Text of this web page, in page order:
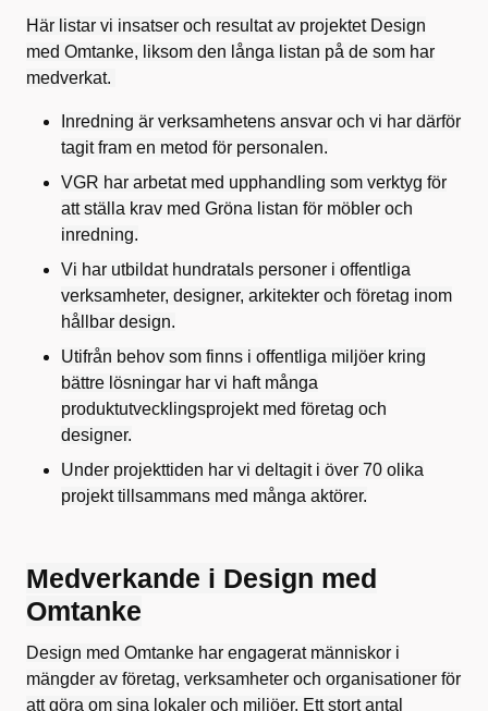
Här listar vi insatser och resultat av projektet Design
med Omtanke, liksom den långa listan på de som har
medverkat.
Inredning är verksamhetens ansvar och vi har därför
tagit fram en metod för personalen.
VGR har arbetat med upphandling som verktyg för
att ställa krav med Gröna listan för möbler och
inredning.
Vi har utbildat hundratals personer i offentliga
verksamheter, designer, arkitekter och företag inom
hållbar design.
Utifrån behov som finns i offentliga miljöer kring
bättre lösningar har vi haft många
produktutvecklingsprojekt med företag och
designer.
Under projekttiden har vi deltagit i över 70 olika
projekt tillsammans med många aktörer.
Medverkande i Design med
Omtanke
Design med Omtanke har engagerat människor i
mängder av företag, verksamheter och organisationer för
att göra om sina lokaler och miljöer. Ett stort antal